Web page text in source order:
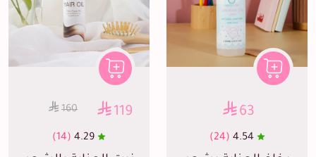
63
4.54
(24)
119
160
4.29
(14)